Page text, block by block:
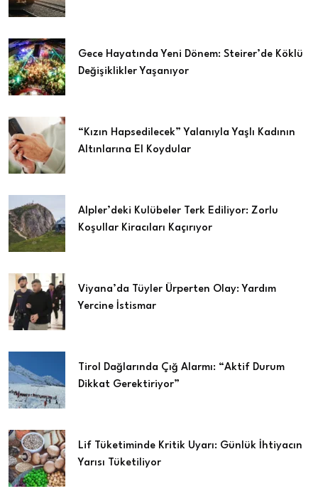
Gece Hayatında Yeni Dönem: Steirer’de Köklü
Değişiklikler Yaşanıyor
“Kızın Hapsedilecek” Yalanıyla Yaşlı Kadının
Altınlarına El Koydular
Alpler’deki Kulübeler Terk Ediliyor: Zorlu
Koşullar Kiracıları Kaçırıyor
Viyana’da Tüyler Ürperten Olay: Yardım
Yercine İstismar
Tirol Dağlarında Çığ Alarmı: “Aktif Durum
Dikkat Gerektiriyor”
Lif Tüketiminde Kritik Uyarı: Günlük İhtiyacın
Yarısı Tüketiliyor